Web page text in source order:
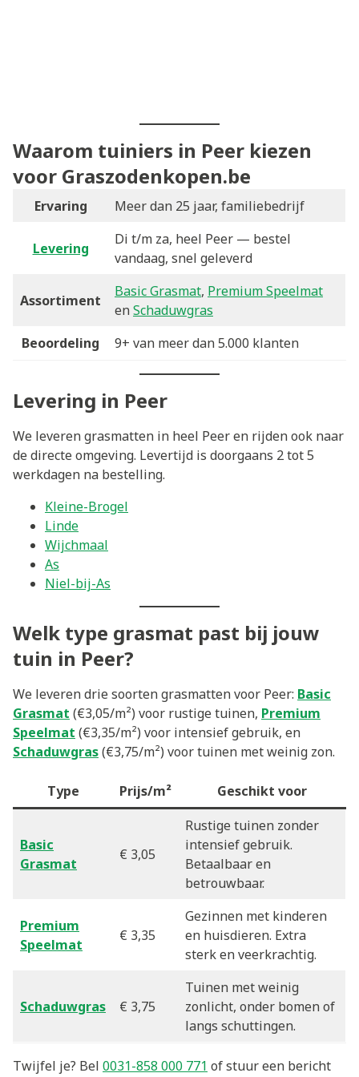
Waarom tuiniers in Peer kiezen
voor Graszodenkopen.be
Ervaring Meer dan 25 jaar, familiebedrijf
Levering
Di t/m za, heel Peer — bestel
vandaag, snel geleverd
Assortiment
Basic Grasmat, Premium Speelmat
en Schaduwgras
Beoordeling
9+ van meer dan 5.000 klanten
Levering in Peer
We leveren grasmatten in heel Peer en rijden ook naar
de directe omgeving. Levertijd is doorgaans 2 tot 5
werkdagen na bestelling.
Kleine-Brogel
Linde
Wijchmaal
As
Niel-bij-As
Welk type grasmat past bij jouw
tuin in Peer?
We leveren drie soorten grasmatten voor Peer: Basic
Grasmat (€3,05/m²) voor rustige tuinen, Premium
Speelmat (€3,35/m²) voor intensief gebruik, en
Schaduwgras(€3,75/m²) voor tuinen met weinig zon.
Type Prijs/m² Geschikt voor
Basic
Grasmat
€ 3,05
Rustige tuinen zonder
intensief gebruik.
Betaalbaar en
betrouwbaar.
Premium
Speelmat
€ 3,35
Gezinnen met kinderen
en huisdieren. Extra
sterk en veerkrachtig.
Schaduwgras € 3,75
Tuinen met weinig
zonlicht, onder bomen of
langs schuttingen.
Twijfel je? Bel 0031-858 000 771 of stuur een bericht